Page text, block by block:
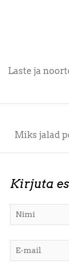
Laste ja
Miks jalad
Kirjuta